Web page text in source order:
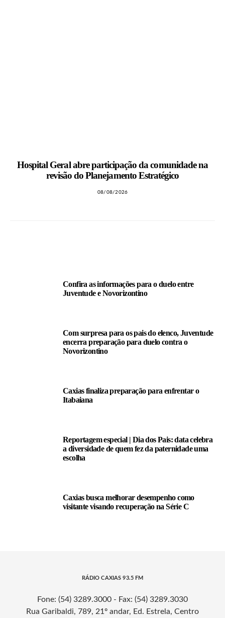
Hospital Geral abre participação da comunidade na
revisão do Planejamento Estratégico
08/08/2026
Confira as informações para o duelo entre
Juventude e Novorizontino
Com surpresa para os pais do elenco, Juventude
encerra preparação para duelo contra o
Novorizontino
Caxias finaliza preparação para enfrentar o
Itabaiana
Reportagem especial | Dia dos Pais: data celebra
a diversidade de quem fez da paternidade uma
escolha
Caxias busca melhorar desempenho como
visitante visando recuperação na Série C
RÁDIO CAXIAS 93.5 FM
Fone: (54) 3289.3000 - Fax: (54) 3289.3030
Rua Garibaldi, 789, 21º andar, Ed. Estrela, Centro